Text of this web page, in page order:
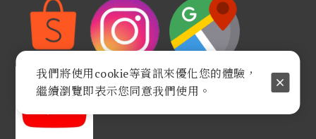
我們將使用cookie等資訊來優化您的體驗，
繼續瀏覽即表示您同意我們使用。